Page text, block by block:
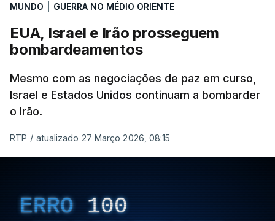
MUNDO GUERRA NO MÉDIO ORIENTE
EUA, Israel e Irão prosseguem
bombardeamentos
Mesmo com as negociações de paz em curso,
Israel e Estados Unidos continuam a bombarder
o Irão.
RTP / atualizado 27 Março 2026, 08:15
ERRO 100